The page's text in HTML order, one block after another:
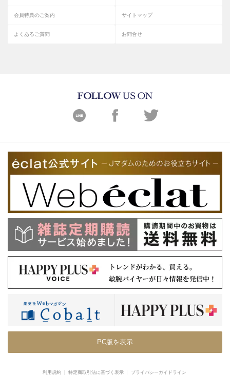
会員特典のご案内 サイトマップ
よくあるご質問 お問合せ
PC版を表示
利用規約 特定商取引法に基づく表示 プライバシーガイドライン